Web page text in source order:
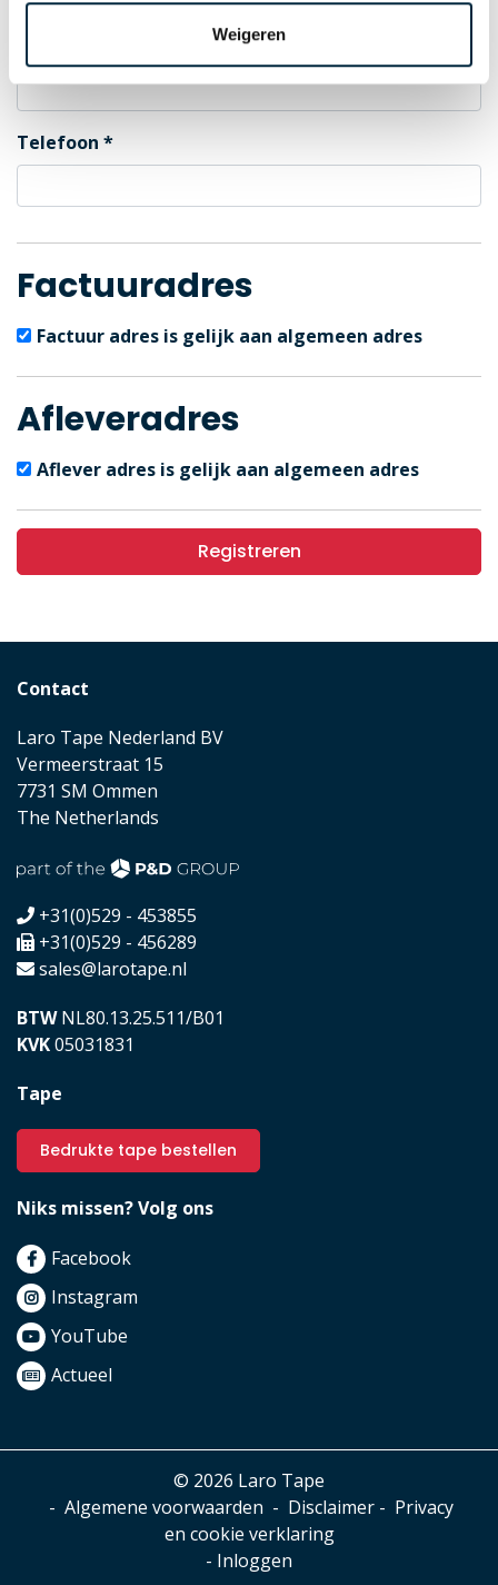
Weigeren
E-mail t.b.v. orderbevestiging
Telefoon
Factuuradres
Factuur adres is gelijk aan algemeen adres
Afleveradres
Aflever adres is gelijk aan algemeen adres
Registreren
Contact
Laro Tape Nederland BV
Vermeerstraat 15
7731 SM Ommen
The Netherlands
+31(0)529 - 453855
+31(0)529 - 456289
sales@larotape.nl
BTWNL80.13.25.511/B01
KVK05031831
Tape
Bedrukte tape bestellen
Niks missen? Volg ons
Facebook
Instagram
YouTube
Actueel
© 2026 Laro Tape
- Algemene voorwaarden - Disclaimer - Privacy
en cookie verklaring
- Inloggen